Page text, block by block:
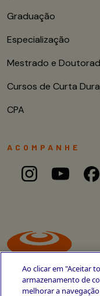
Graduação
Especialização
Mestrado e
Cursos de Curta
CPA
ACOMPANHE
Ao clicar em "Aceitar
armazenamento de
melhorar a